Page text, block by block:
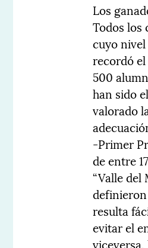
Los
Todos los
cuyo
recordó
500
han sido
valorado
-Primer
de entre
“Valle del
resulta
evitar el